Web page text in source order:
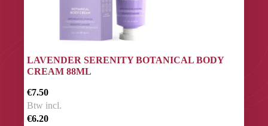
LAVENDER SERENITY BOTANICAL BODY
CREAM 88ML
€7.50
Btw incl.
€6.20